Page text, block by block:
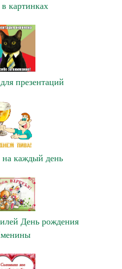
картинках
презентаций
каждый день
День рождения